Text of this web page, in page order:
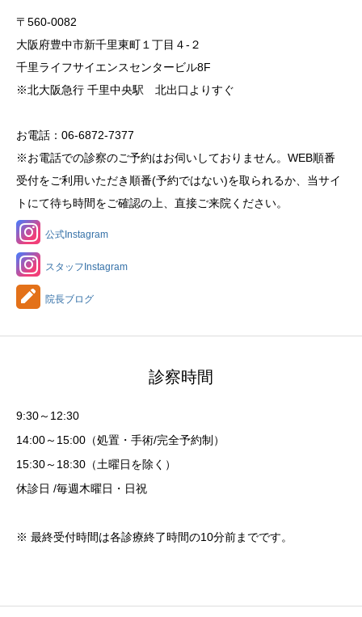
〒560-0082
大阪府豊中市新千里東町１丁目４‐２
千里ライフサイエンスセンタービル8F
※北大阪急行 千里中央駅 北出口よりすぐ
お電話：06-6872-7377
※お電話での診察のご予約はお伺いしておりません。WEB順番
受付をご利用いただき順番(予約ではない)を取られるか、当サイ
トにて待ち時間をご確認の上、直接ご来院ください。
公式Instagram
スタッフInstagram
院長ブログ
診察時間
9:30～12:30
14:00～15:00（処置・手術/完全予約制）
15:30～18:30（土曜日を除く）
休診日 /毎週木曜日・日祝
※ 最終受付時間は各診療終了時間の10分前までです。